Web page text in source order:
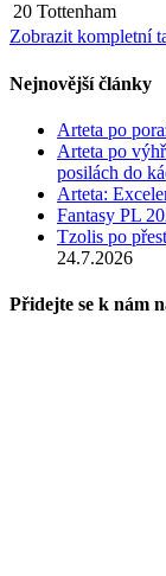
20 Tottenham
Zobrazit kompletní
Nejnovější články
Arteta po
Arteta po
posilách do
Arteta:
Fantasy PL
Tzolis po
24.7.2026
Přidejte se k nám